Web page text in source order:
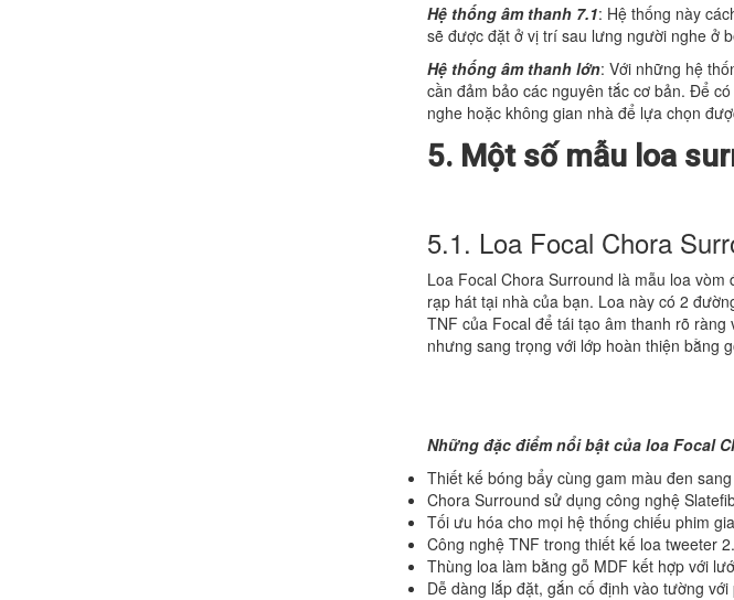
Hệ thống âm thanh 7.1: Hệ thống này
sẽ được đặt ở vị trí sau lưng người nghe ở
Hệ thống âm thanh lớn: Với những hệ
cần đảm bảo các nguyên tắc cơ bản. Để
nghe hoặc không gian nhà để lựa chọn
5. Một số mẫu loa
5.1. Loa Focal Chora
Loa Focal Chora Surround là mẫu loa
rạp hát tại nhà của bạn. Loa này có 2
TNF của Focal để tái tạo âm thanh rõ
nhưng sang trọng với lớp hoàn thiện bằng
Những đặc điểm nổi bật của loa Focal
Thiết kế bóng bẩy cùng gam màu đen
Chora Surround sử dụng công nghệ
Tối ưu hóa cho mọi hệ thống chiếu phim
Công nghệ TNF trong thiết kế loa tweeter
Thùng loa làm bằng gỗ MDF kết hợp với
Dễ dàng lắp đặt, gắn cố định vào tường